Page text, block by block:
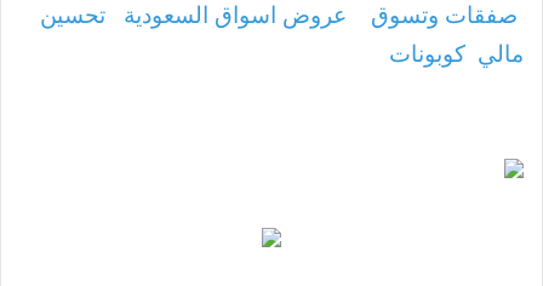
صفقات وتسوق
عروض اسواق السعودية
تحسين
مالي كوبونات